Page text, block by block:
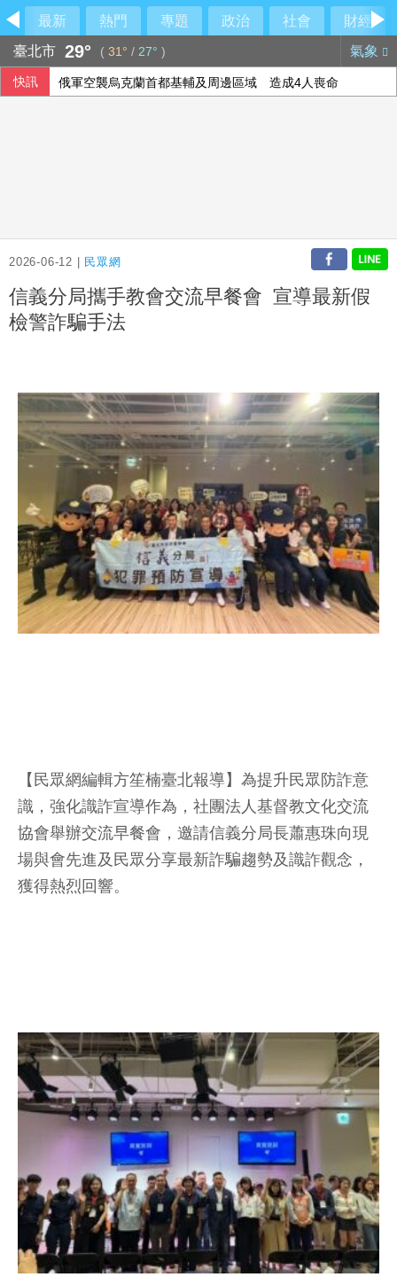
最新 熱門 專題 政治 社會
財經
臺北市 29° ( 31° / 27° ) 氣象
快訊 俄軍空襲烏克蘭首都基輔及周邊區域 造成4人喪命
2026-06-12 | 民眾網
信義分局攜手教會交流早餐會 宣導最新假
檢警詐騙手法
【民眾網編輯方笙楠臺北報導】為提升民眾防詐意
識，強化識詐宣導作為，社團法人基督教文化交流
協會舉辦交流早餐會，邀請信義分局長蕭惠珠向現
場與會先進及民眾分享最新詐騙趨勢及識詐觀念，
獲得熱烈回響。